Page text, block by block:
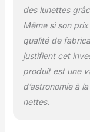
des lunettes
Même si son
qualité de
justifient cet
produit est une
d’astronomie à
nettes.